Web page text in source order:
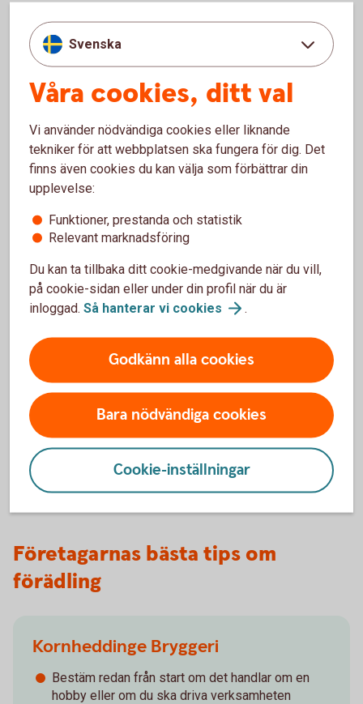
Erik Sjölund
Chef skog- och lantbruk
Gårdsförsäljning – Tips för att
komma igång
behöver från din kommun. Ansök i tid så att du
har tillstånd på plats när du vill starta.
Tänk noga igenom vilka dina kunder ska vara och
Hur ska du marknadsföra dig? Titta gärna på hur
andra som har lyckats har gjort.
Hur kan du hålla nere dina kostnader, så att du
klarar dig på intäkter som inte är skyhöga?
event på gården etc. för att öka lönsamheten?
Företagarnas bästa tips om
förädling
Kornheddinge Bryggeri
Bestäm redan från start om det handlar om en
hobby eller om du ska driva verksamheten
Svenska
Våra cookies, ditt val
Vi använder nödvändiga cookies eller liknande
tekniker för att webbplatsen ska fungera för dig. Det
finns även cookies du kan välja som förbättrar din
upplevelse:
Funktioner, prestanda och statistik
Relevant marknadsföring
Du kan ta tillbaka ditt cookie-medgivande när du vill,
på cookie-sidan eller under din profil när du är
inloggad. Så hanterar vi cookies .
Godkänn alla cookies
Bara nödvändiga cookies
Cookie-inställningar